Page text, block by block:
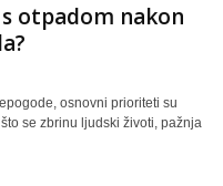
s otpadom nakon
osnovni prioriteti su
se zbrinu ljudski životi, pažnja